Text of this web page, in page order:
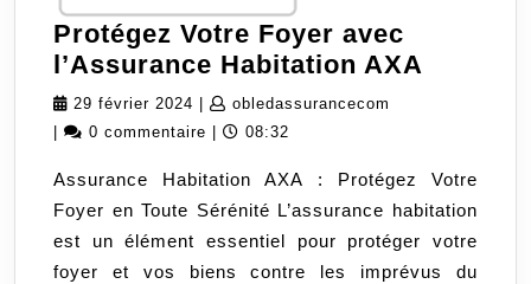
Protégez Votre Foyer avec
l’Assurance Habitation AXA
AXA
29 février 2024 29
février
obledassurancecom
0 commentaire 08:32
Assurance Habitation AXA : Protégez Votre
Foyer en Toute Sérénité L’assurance habitation
est un élément essentiel pour protéger votre
foyer et vos biens contre les imprévus du